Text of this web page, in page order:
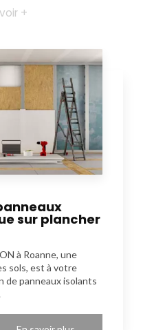
+
sur plancher
à Roanne, une
sols, est à votre
de panneaux isolants